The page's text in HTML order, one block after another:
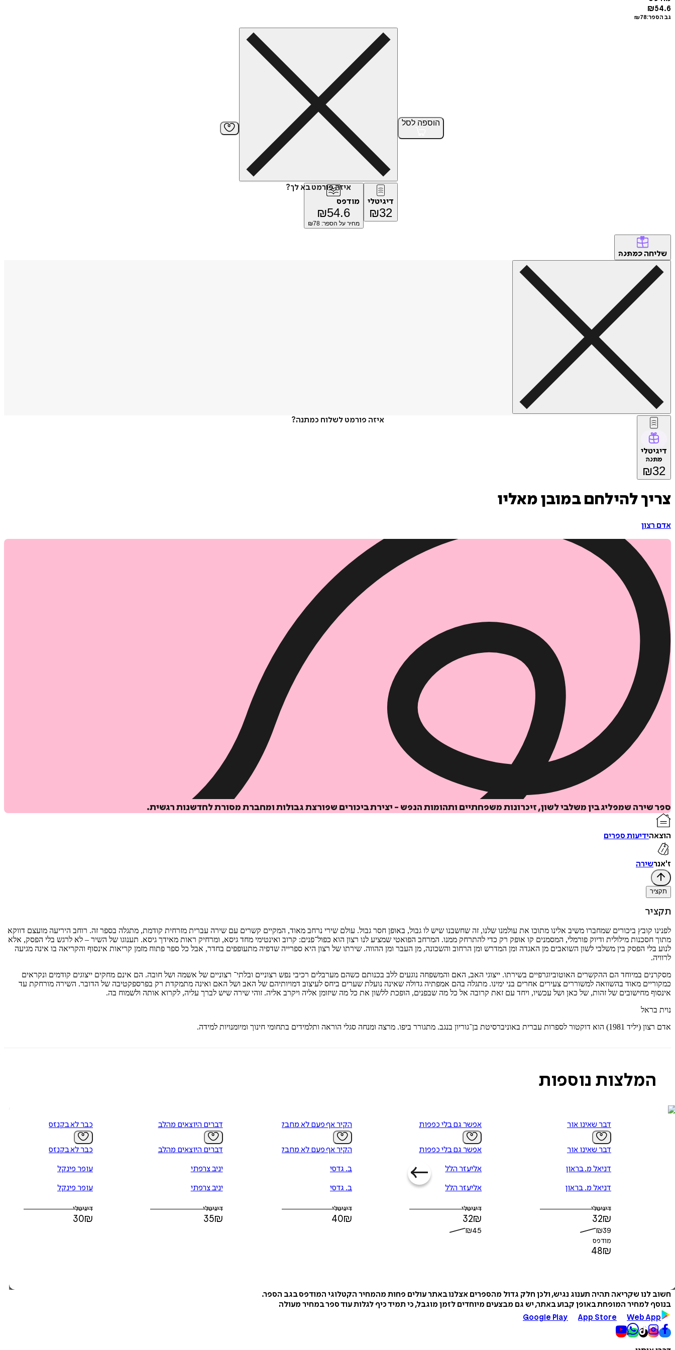
₪54.6
גב הספר: ₪78
הוספה לסל
איזה פורמט בא לך?
דיגיטלי
₪32
מודפס
₪54.6
מחיר על הספר: ₪78
שליחה כמתנה
איזה פורמט לשלוח כמתנה?
דיגיטלי
מתנה
₪32
צריך להילחם במובן מאליו
אדם רצון
ספר שירה שמפליג בין משלבי לשון, זיכרונות משפחתיים ותהומות הנפש - יצירת ביכורים שפורצת גבולות ומחברת מסורת לחדשנות רגשית.
הוצאהידיעות ספרים
ז'אנרשירה
תקציר
תקציר
לפנינו קובץ ביכורים שמחברו משיב אלינו מתוכו את עולמנו שלנו, זה שחשבנו שיש לו גבול, באופן חסר גבול. עולם שירי נרחב מאוד, המקיים קשרים עם שירה עברית מזרחית קודמת, מתגלה בספר זה. רוחב היריעה מועצם דווקא
מתוך חסכנות מילולית ודיוק פורמלי, המסמנים קו אופק רק כדי להתרחק ממנו. המרחב הפואטי שמציע לנו רצון הוא כפול־פנים: קרוב ואינטימי מחד גיסא, ומרחיק ראות מאידך גיסא. תענוגו של השיר – לא לרגש בלי הפסק, אלא
לנוע בלי הפסק בין משלבי לשון השואבים מן האגדה ומן המדרש ומן הרחוב והשכונה, מן העבר ומן ההווה. שירתו של רצון היא ספרייה שדפיה מתעופפים בחדר, אבל כל ספר פתוח מזמן קריאות אינסוף והקריאה בו אינה מגיעה
לרוויה.
מסקרנים במיוחד הם ההקשרים האוטוביוגרפיים בשירתו. ייצוגי האב, האם והמשפחה נוגעים ללב בכנותם כשהם מערבלים רכיבי נפש רצוניים ובלתי־ רצוניים של אשמה ושל חובה. הם אינם מחקים ייצוגים קודמים ונקראים
כמקוריים מאוד בהשוואה למשוררים צעירים אחרים בני ימינו. מתגלה בהם אמפתיה גדולה שאינה נועלת שערים ביחס לעיצוב דמויותיהם של האב ושל האם ואינה מתמקדת רק בפרספקטיבה של הדובר. השירה מורחקת עד
אינסוף מחישובים של זהות, של כאן ושל עכשיו, ויחד עם זאת קרובה אל כל מה שבפנים, הופכת ללשון את כל מה שיזומן אליה ויקרב אליה. זוהי שירה שיש לברך עליה, לקרוא אותה ולשמוח בה.
נוית בראל
אדם רצון (יליד 1981) הוא דוקטור לספרות עברית באוניברסיטת בן־גוריון בנגב. מתגורר ביפו. מרצה ומנחה סגלי הוראה ותלמידים בתחומי חינוך ומיומנויות למידה.
המלצות נוספות
דבר שאינו אור
דבר שאינו אור
דניאל מ. בראון
דניאל מ. בראון
דיגיטלי
32₪
₪39
מודפס
48₪
אפשר גם בלי כפפות
אפשר גם בלי כפפות
אליעזר הלל
אליעזר הלל
דיגיטלי
32₪
₪45
הקיר אף פעם לא מחבק
הקיר אף פעם לא מחבק
ב. גדסי
ב. גדסי
דיגיטלי
40₪
דברים היוצאים מהלב
דברים היוצאים מהלב
יניב צרפתי
יניב צרפתי
דיגיטלי
35₪
כבר לא בקנזס
כבר לא בקנזס
עופר פינקל
עופר פינקל
דיגיטלי
30₪
חשוב לנו שקריאה תהיה תענוג נגיש, ולכן חלק גדול מהספרים אצלנו באתר עולים פחות מהמחיר הקטלוגי המודפס בגב הספר.
בנוסף למחיר המופחת באופן קבוע באתר, יש גם מבצעים מיוחדים לזמן מוגבל, כי תמיד כיף לגלות עוד ספר במחיר מעולה
Google Play
App Store Web App